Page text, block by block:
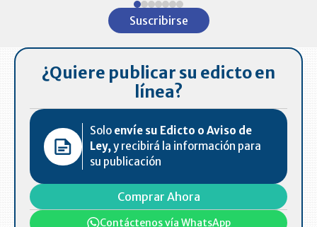
Suscribirse
¿Quiere publicar su edicto en
línea?
Solo envíe su Edicto o Aviso de
Ley,y recibirá la información para
su publicación
Comprar Ahora
Contáctenos vía WhatsApp